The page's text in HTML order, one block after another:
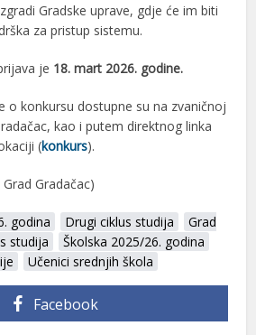
Gradske uprave, gdje će im biti
za pristup sistemu.
je 18. mart 2026. godine.
o konkursu dostupne su na zvaničnoj
kao i putem direktnog linka
(konkurs).
Grad Gradačac)
godina Drugi ciklus studija
Grad
studija
Školska 2025/26. godina
Učenici srednjih škola
Facebook